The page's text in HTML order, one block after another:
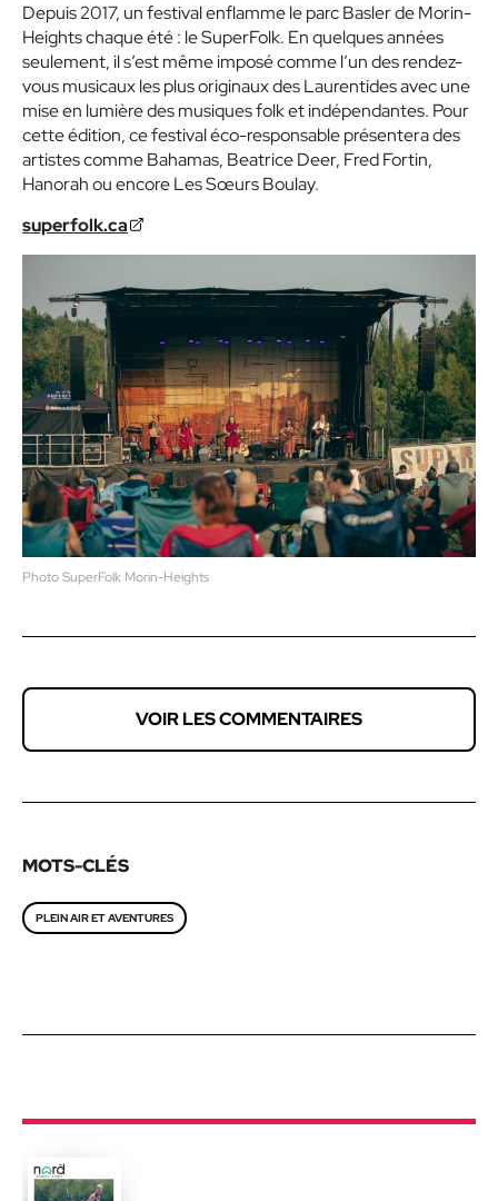
Depuis 2017, un festival enflamme le parc Basler de Morin-
Heights chaque été : le SuperFolk. En quelques années
seulement, il s’est même imposé comme l’un des rendez-
vous musicaux les plus originaux des Laurentides avec une
mise en lumière des musiques folk et indépendantes. Pour
cette édition, ce festival éco-responsable présentera des
artistes comme Bahamas, Beatrice Deer, Fred Fortin,
Hanorah ou encore Les Sœurs Boulay.
superfolk.ca
Photo SuperFolk Morin-Heights
VOIR LES COMMENTAIRES
MOTS-CLÉS
PLEIN AIR ET AVENTURES